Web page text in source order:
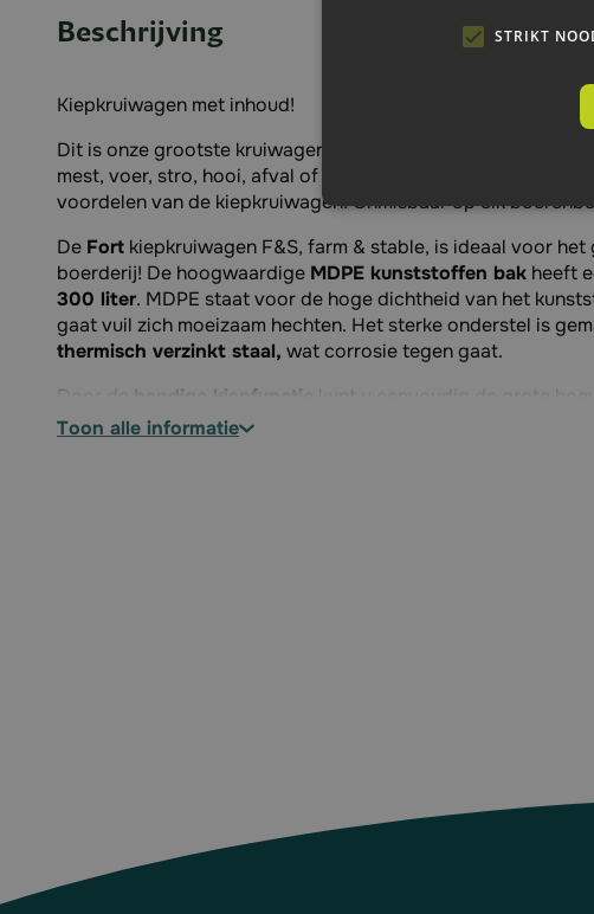
Beschrijving
Kiepkruiwagen met inhoud!
Dit is onze grootste kruiwagen en u kunt gemakkelijk grotere
mest, voer, stro, hooi, afval of ander materiaal vervoeren.
voordelen van de kiepkruiwagen! Onmisbaar op elk
De Fort kiepkruiwagen F&S, farm & stable, is ideaal voor
boerderij! De hoogwaardige MDPE kunststoffen bak heeft
300 liter. MDPE staat voor de hoge dichtheid van het
gaat vuil zich moeizaam hechten. Het sterke onderstel is
thermisch verzinkt staal, wat corrosie tegen gaat.
Door de handige kiepfunctie
kunt u eenvoudig de grote
Onder de kiepkruiwagen zitten 2 Flex iCore 2 Pro
toon alle informatie
STRIKT